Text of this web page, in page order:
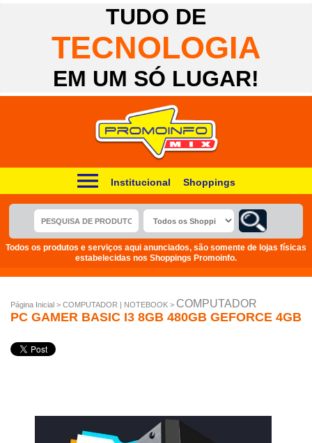
TUDO DE
TECNOLOGIA
EM UM SÓ LUGAR!
Todos os produtos e serviços aqui anunciados, são somente de lojas físicas
estabelecidas nos Shoppings Promoinfo.
Institucional Shoppings
Página Inicial > COMPUTADOR | NOTEBOOK > COMPUTADOR
PC GAMER BASIC I3 8GB 480GB GEFORCE 4GB